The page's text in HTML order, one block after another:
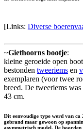
[Links: Diverse
~Giethoorns bootje:
kleine geroeide open
bestonden tweeriems en
exemplaren (voor twee
breed. De tweeriems
43 cm.
Dit eenvoudige type werd van
gebrand maar gewoon op
asymmetrisch model. De